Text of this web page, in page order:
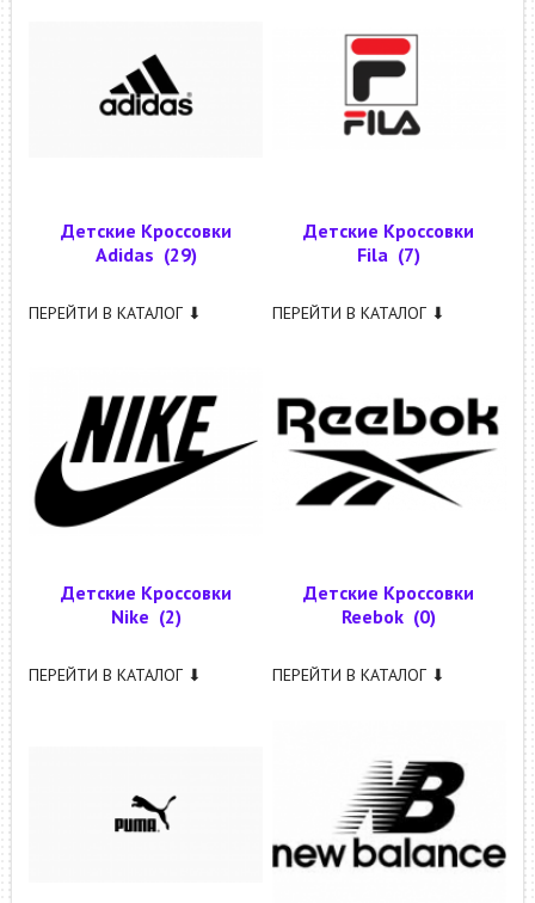
Детские Кроссовки
Adidas (29)
Детские Кроссовки
Fila (7)
ПЕРЕЙТИ В КАТАЛОГ ⬇
Детские Кроссовки
Nike (2)
ПЕРЕЙТИ В КАТАЛОГ ⬇
Детские Кроссовки
Reebok (0)
ПЕРЕЙТИ В КАТАЛОГ ⬇ ПЕРЕЙТИ В КАТАЛОГ ⬇